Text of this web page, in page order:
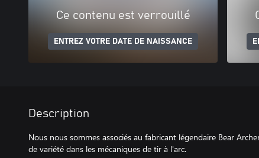
Ce contenu est verrouillé
ENTREZ VOTRE DATE DE NAISSANCE
Description
Nous nous sommes associés au fabricant légendaire Bear
de variété dans les mécaniques de tir à l'arc.